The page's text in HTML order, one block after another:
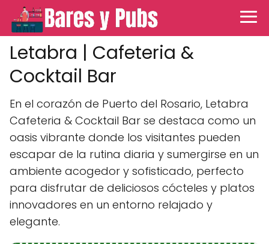
Letabra | Cafeteria &
Cocktail Bar
En el corazón de Puerto del Rosario, Letabra
Cafeteria & Cocktail Bar se destaca como un
oasis vibrante donde los visitantes pueden
escapar de la rutina diaria y sumergirse en un
ambiente acogedor y sofisticado, perfecto
para disfrutar de deliciosos cócteles y platos
innovadores en un entorno relajado y
elegante.